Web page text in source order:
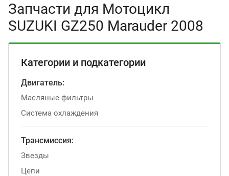
Запчасти для Мотоцикл
SUZUKI GZ250 Marauder 2008
Категории и подкатегории
Двигатель:
Масляные фильтры
Система охлаждения
Трансмиссия:
Звезды
Цепи